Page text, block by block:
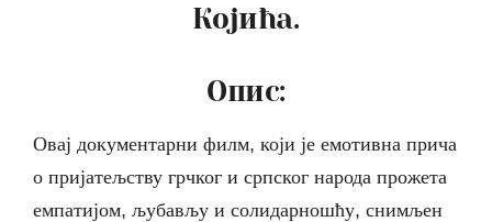
Којића.
Опис:
Овај документарни филм, који је емотивна прича
о пријатељству грчког и српског народа прожета
емпатијом, љубављу и солидарношћу, снимљен